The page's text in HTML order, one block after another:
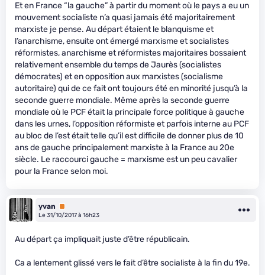
Et en France “la gauche” à partir du moment où le pays a eu un
mouvement socialiste n’a quasi jamais été majoritairement
marxiste je pense. Au départ étaient le blanquisme et
l’anarchisme, ensuite ont émergé marxisme et socialistes
réformistes, anarchisme et réformistes majoritaires bossaient
relativement ensemble du temps de Jaurès (socialistes
démocrates) et en opposition aux marxistes (socialisme
autoritaire) qui de ce fait ont toujours été en minorité jusqu’à la
seconde guerre mondiale. Même après la seconde guerre
mondiale où le PCF était la principale force politique à gauche
dans les urnes, l’opposition réformiste et parfois interne au PCF
au bloc de l’est était telle qu’il est difficile de donner plus de 10
ans de gauche principalement marxiste à la France au 20e
siècle. Le raccourci gauche = marxisme est un peu cavalier
pour la France selon moi.
yvan
Premium
Le 31/10/2017 à 16h23
Au départ ça impliquait juste d’être républicain.
Ca a lentement glissé vers le fait d’être socialiste à la fin du 19e.